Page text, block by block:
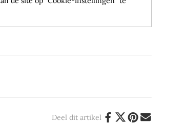
Deel dit artikel